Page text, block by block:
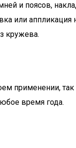
и поясов,
или аппликация
кружева.
применении,
время года.